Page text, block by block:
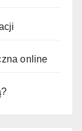
online